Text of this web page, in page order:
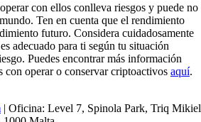
con ellos conlleva riesgos y puede no
Ten en cuenta que el rendimiento
futuro. Considera cuidadosamente
adecuado para ti según tu situación
Puedes encontrar más información
con operar o conservar criptoactivos aquí.
| Oficina: Level 7, Spinola Park, Triq Mikiel